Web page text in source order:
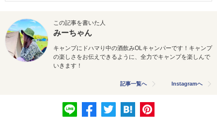
この記事を書いた人
みーちゃん
キャンプにドハマり中の酒飲みOLキャンパーです！キャンプ
の楽しさをお伝えできるように、全力でキャンプを楽しんで
いきます！
記事一覧へ Instagramへ